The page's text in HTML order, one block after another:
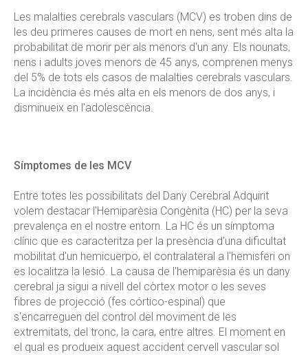
Les malalties cerebrals vasculars (MCV) es troben dins de
les deu primeres causes de mort en nens, sent més alta la
probabilitat de morir per als menors d'un any. Els nounats,
nens i adults joves menors de 45 anys, comprenen menys
del 5% de tots els casos de malalties cerebrals vasculars.
La incidència és més alta en els menors de dos anys, i
disminueix en l'adolescència.
Símptomes de les MCV
Entre totes les possibilitats del Dany Cerebral Adquirit
volem destacar l'Hemiparèsia Congènita (HC) per la seva
prevalença en el nostre entorn. La HC és un símptoma
clínic que es caracteritza per la presència d'una dificultat
mobilitat d'un hemicuerpo, el contralateral a l'hemisferi on
es localitza la lesió. La causa de l'hemiparèsia és un dany
cerebral ja sigui a nivell del còrtex motor o les seves
fibres de projecció (fes córtico-espinal) que
s'encarreguen del control del moviment de les
extremitats, del tronc, la cara, entre altres. El moment en
el qual es produeix aquest accident cervell vascular sol